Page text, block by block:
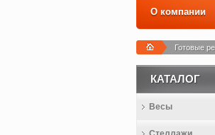
О компании
Готовые
КАТАЛОГ
Весы